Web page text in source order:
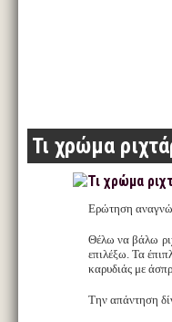
Τι χρώμα
Ερώτηση
Θέλω να βάλω
επιλέξω. Τα
καρυδιάς με
Την απάντηση